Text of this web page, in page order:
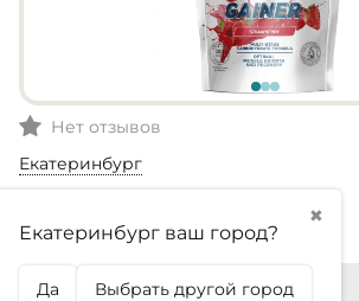
Нет отзывов
Екатеринбург
✖
Екатеринбург ваш город?
Да Выбрать другой город
2 799,99₽